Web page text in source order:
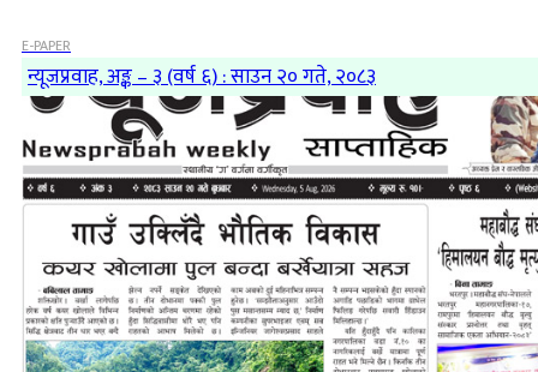
E-PAPER
न्यूजप्रवाह, अङ्क – ३ (वर्ष ६) : साउन २० गते, २०८३